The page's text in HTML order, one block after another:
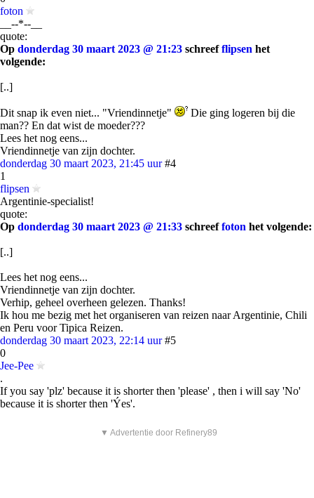
foton
__--*--__
quote:
Op donderdag 30 maart 2023 @ 21:23 schreefflipsen het
volgende:
[..]
Dit snap ik even niet... "Vriendinnetje"
Die ging logeren bij die
man?? En dat wist de moeder???
Lees het nog eens...
Vriendinnetje van zijn dochter.
donderdag 30 maart 2023, 21:45 uur #4
1
flipsen
Argentinie-specialist!
quote:
Op donderdag 30 maart 2023 @ 21:33 schreeffoton het volgende:
[..]
Lees het nog eens...
Vriendinnetje van zijn dochter.
Verhip, geheel overheen gelezen. Thanks!
Ik hou me bezig met het organiseren van reizen naar Argentinie, Chili
en Peru voor Tipica Reizen.
donderdag 30 maart 2023, 22:14 uur #5
0
Jee-Pee
.
If you say 'plz' because it is shorter then 'please' , then i will say 'No'
because it is shorter then 'Ýes'.
▼ Advertentie door Refinery89